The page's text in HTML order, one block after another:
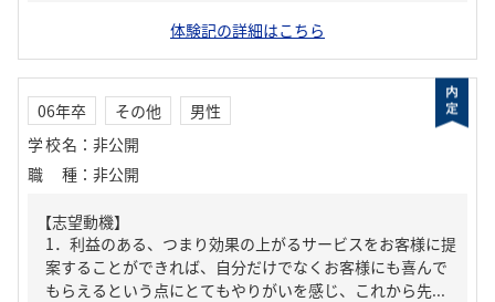
体験記の詳細はこちら
06年卒 その他
男性
学校名 ： 非公開
職種 ： 非公開
【志望動機】
1．利益のある、つまり効果の上がるサービスをお客様に提
案することができれば、自分だけでなくお客様にも喜んで
もらえるという点にとてもやりがいを感じ、これから先...